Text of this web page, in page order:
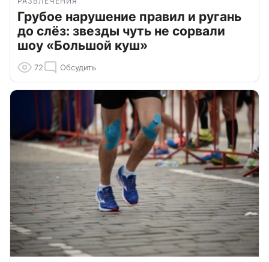
Грубое нарушение правил и ругань
до слёз: звезды чуть не сорвали
шоу «Большой куш»
72 Обсудить